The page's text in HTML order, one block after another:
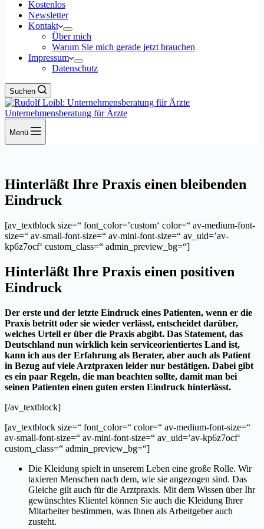
Kostenlos
Newsletter
Kontakt
Über mich
Warum Sie mich gerade jetzt brauchen
Impressum
Datenschutz
Suchen
Unternehmensberatung für Ärzte
Menü
Hinterläßt Ihre Praxis einen bleibenden
Eindruck
[av_textblock size=“ font_color=’custom‘ color=“ av-medium-font-
size=“ av-small-font-size=“ av-mini-font-size=“ av_uid=’av-
kp6z7ocf‘ custom_class=“ admin_preview_bg=“]
Hinterläßt Ihre Praxis einen positiven
Eindruck
Der erste und der letzte Eindruck eines Patienten, wenn er die
Praxis betritt oder sie wieder verlässt, entscheidet darüber,
welches Urteil er über die Praxis abgibt. Das Statement, das
Deutschland nun wirklich kein serviceorientiertes Land ist,
kann ich aus der Erfahrung als Berater, aber auch als Patient
in Bezug auf viele Arztpraxen leider nur bestätigen. Dabei gibt
es ein paar Regeln, die man beachten sollte, damit man bei
seinen Patienten einen guten ersten Eindruck hinterlässt.
[/av_textblock]
[av_textblock size=“ font_color=“ color=“ av-medium-font-size=“
av-small-font-size=“ av-mini-font-size=“ av_uid=’av-kp6z7ocf‘
custom_class=“ admin_preview_bg=“]
Die Kleidung spielt in unserem Leben eine große Rolle. Wir
taxieren Menschen nach dem, wie sie angezogen sind. Das
Gleiche gilt auch für die Arztpraxis. Mit dem Wissen über Ihr
gewünschtes Klientel können Sie auch die Kleidung Ihrer
Mitarbeiter bestimmen, was Ihnen als Arbeitgeber auch
zusteht.